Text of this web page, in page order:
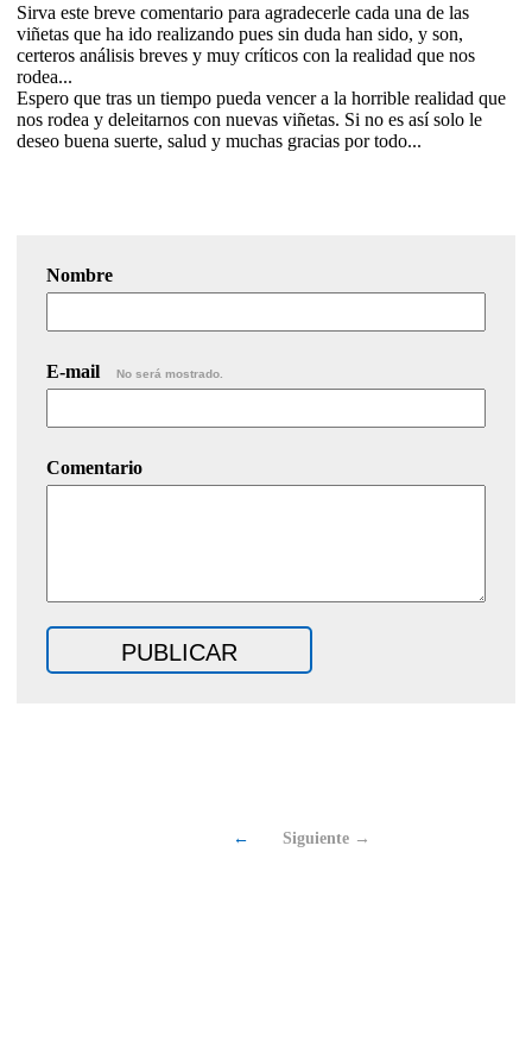
Sirva este breve comentario para agradecerle cada una de las
viñetas que ha ido realizando pues sin duda han sido, y son,
certeros análisis breves y muy críticos con la realidad que nos
rodea...
Espero que tras un tiempo pueda vencer a la horrible realidad que
nos rodea y deleitarnos con nuevas viñetas. Si no es así solo le
deseo buena suerte, salud y muchas gracias por todo...
Nombre
E-mail No será mostrado.
Comentario
← Siguiente →